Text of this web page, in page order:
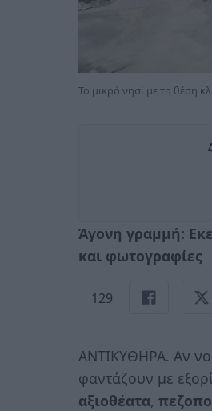
Το μικρό νησί με τη θέση
Άγονη γραμμή:
και φωτογραφίες
129
ΑΝΤΙΚΥΘΗΡΑ. Αν
φαντάζουν με
αξιοθέατα,